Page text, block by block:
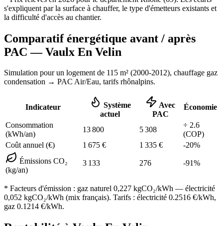
s'expliquent par la surface à chauffer, le type d'émetteurs existants et
la difficulté d'accès au chantier.
Comparatif énergétique avant / après
PAC —Vaulx En Velin
Simulation pour un logement de 115 m² (2000-2012), chauffage gaz
condensation → PAC Air/Eau, tarifs rhônalpins.
Indicateur
Système
actuel
Avec
PAC
Économie
Consommation
(kWh/an)
13 800 5 308
÷ 2.6
(COP)
Coût annuel (€)
1 675 € 1 335 € -20%
Émissions CO₂
(kg/an)
3 133 276 -91%
* Facteurs d'émission : gaz naturel 0,227 kgCO₂/kWh — électricité
0,052 kgCO₂/kWh (mix français). Tarifs : électricité 0.2516 €/kWh,
gaz 0.1214 €/kWh.